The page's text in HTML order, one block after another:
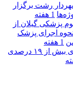
رشت برگزار
1 هفته
پزشکی گیلان از
نحوه اجرای پزشک
1 هفته
با استفاده از تعمیرات خط گرم جلوگیری بیش از ۱۹ درصدی